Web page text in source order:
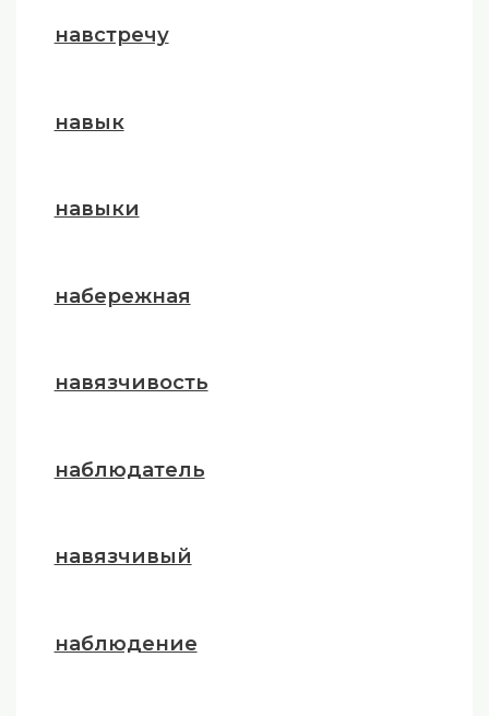
навстречу
навык
навыки
набережная
навязчивость
наблюдатель
навязчивый
наблюдение